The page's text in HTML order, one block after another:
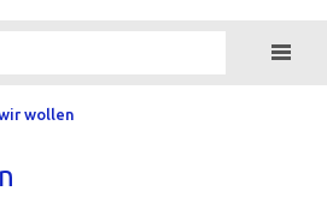
wollen